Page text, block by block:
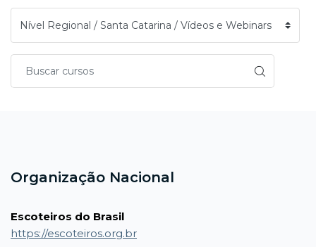
Blocos
Blocos
Organização Nacional
Escoteiros do Brasil
https://escoteiros.org.br